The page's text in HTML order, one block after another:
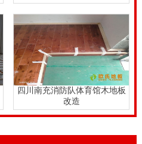
四川南充消防队体育馆木地板
改造